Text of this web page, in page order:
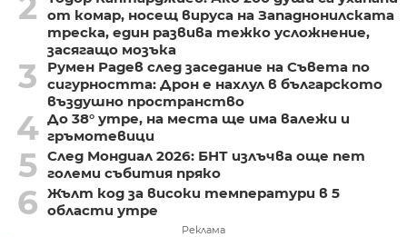
от комар, носещ вируса на Западнонилската
треска, един развива тежко усложнение,
засягащо мозъка
3
Румен Радев след заседание на Съвета по
сигурността: Дрон е нахлул в българското
въздушно пространство
4 До 38° утре, на места ще има валежи и
гръмотевици
5 След Мондиал 2026: БНТ излъчва още пет
големи събития пряко
6 Жълт код за високи температури в 5
области утре
Реклама